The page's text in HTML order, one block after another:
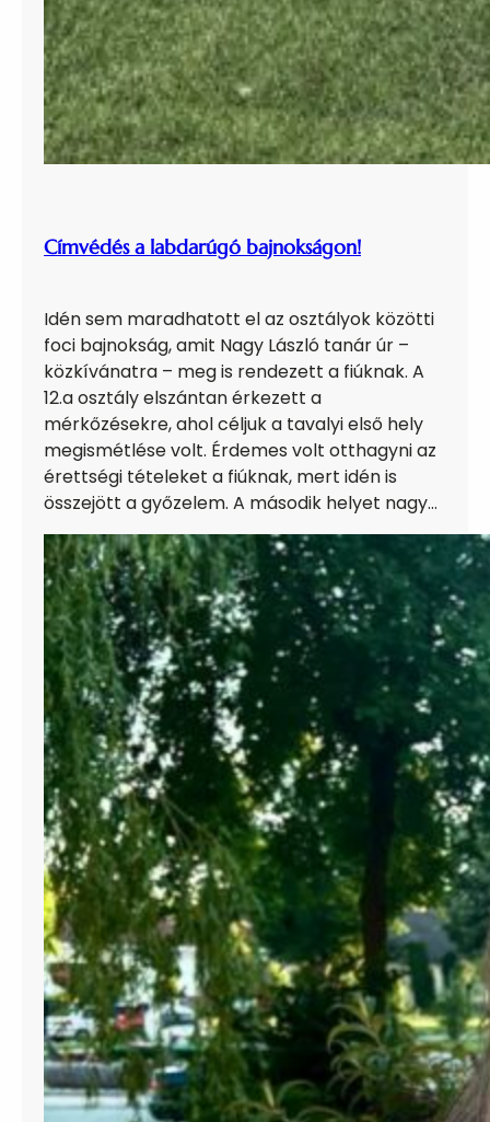
Címvédés a labdarúgó bajnokságon!
Idén sem maradhatott el az osztályok közötti
foci bajnokság, amit Nagy László tanár úr –
közkívánatra – meg is rendezett a fiúknak. A
12.a osztály elszántan érkezett a
mérkőzésekre, ahol céljuk a tavalyi első hely
megismétlése volt. Érdemes volt otthagyni az
érettségi tételeket a fiúknak, mert idén is
összejött a győzelem. A második helyet nagy…